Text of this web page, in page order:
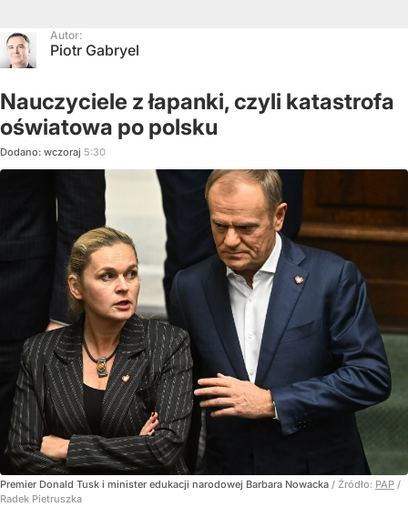
Autor:
Piotr Gabryel
Nauczyciele z łapanki, czyli katastrofa
oświatowa po polsku
Dodano: wczoraj 5:30
Premier Donald Tusk i minister edukacji narodowej Barbara Nowacka / Źródło: PAP /
Radek Pietruszka